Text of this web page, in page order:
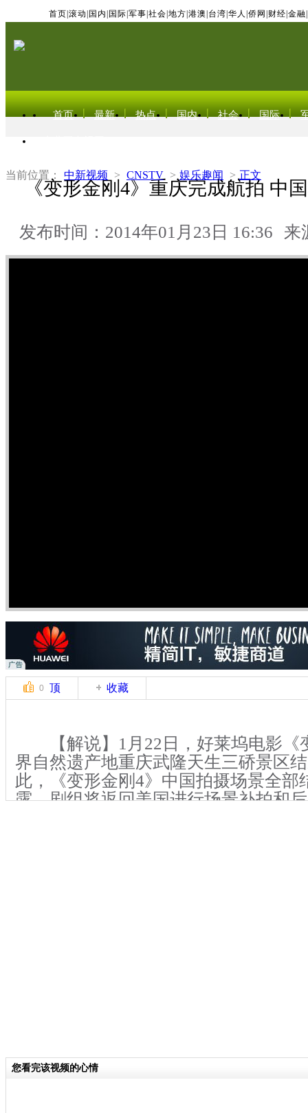
首页 滚动 国内 国际 军事 社会 地方 港澳 台湾 华人 侨网 财经 金融
首页 最新 热点 国内 社会 国际
当前位置： 中新视频 > CNSTV > 娱乐趣闻 > 正文
《变形金刚4》重庆完成航拍 中
发布时间：2014年01月23日 16:36 来
0 顶 收藏
【解说】1月22日，好莱坞电影《
界自然遗产地重庆武隆天生三硚景区
此，《变形金刚4》中国拍摄场景全部
露，剧组将返回美国进行场景补拍和
您看完该视频的心情